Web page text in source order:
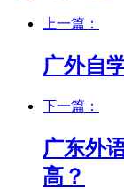
上一篇：
广外自
下一篇：
广东外
高？